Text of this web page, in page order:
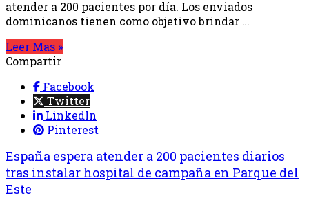
atender a 200 pacientes por día. Los enviados
dominicanos tienen como objetivo brindar …
Leer Mas »
Compartir
Facebook
Twitter
LinkedIn
Pinterest
España espera atender a 200 pacientes diarios
tras instalar hospital de campaña en Parque del
Este